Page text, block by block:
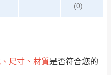
(0)
尺寸、材質是否符合您的
明
法及時更新，如有需